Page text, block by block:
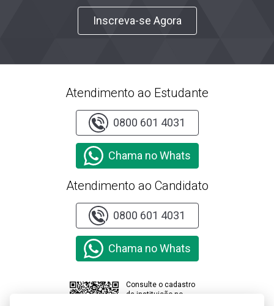
Inscreva-se Agora
Atendimento ao Estudante
0800 601 4031
Chama no Whats
Atendimento ao Candidato
0800 601 4031
Chama no Whats
Consulte o cadastro
da instituição no